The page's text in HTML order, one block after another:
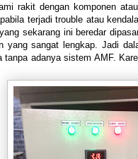
rakit dengan komponen
terjadi trouble atau
sekarang ini beredar
yang sangat lengkap. Jadi
tanpa adanya sistem AMF.